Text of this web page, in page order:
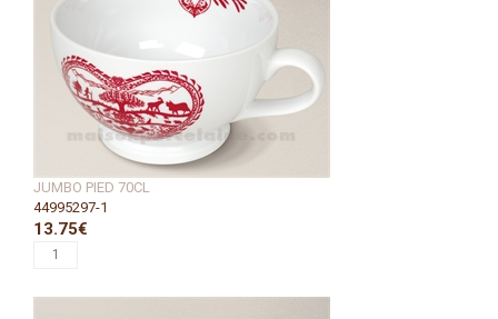
JUMBO PIED 70CL
44995297-1
13.75€